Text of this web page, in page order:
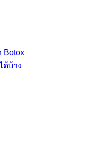
Botox
ด้บ้าง